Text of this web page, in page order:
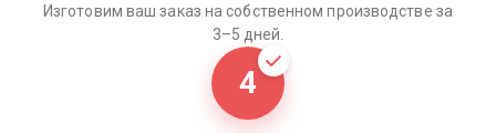
Изготовим ваш заказ на собственном производстве за
3–5 дней.
4